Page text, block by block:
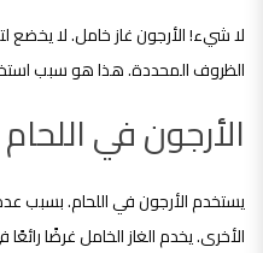
لا شيء! الأرجون غاز خامل. لا
الظروف المحددة. هذا هو سبب
الأرجون في اللحام
يستخدم الأرجون في اللحام. بسبب
الأخرى. يخدم الغاز الخامل غرضًا